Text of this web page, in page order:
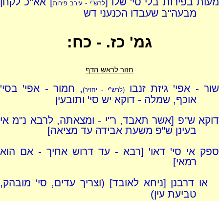
לרש"י - עירב פירות
מבעה"ב שעבדו הכנעני דש
גמ' כז. - כח:
חזור לראש הדף
שור - אפי' גיזת זנבו(לרש"י - יחזיר), חמור - אפי' בסי'
אוכף, שמלה - דוקא יש סי' ותובעין
דוקא ש"פ [אשר תאבד, ר"י - ומצאתה, לרבא נ"מ אי
בעינן ש"פ משעת אבידה עד מציאה]
ספק אי סי' דאו' [רבא - עד דרוש אחיך - אם הוא
רמאי]
או דרבנן [ניחא לאובד] (וצריך עדים, סי' מובהק,
טביעת עין)